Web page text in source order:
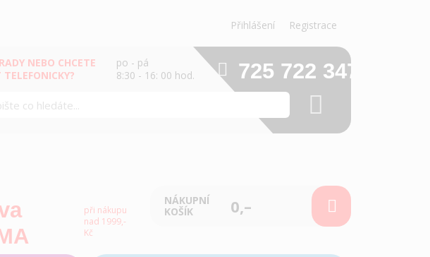
Přihlášení Registrace
NEBO CHCETE
po - pá
8:30 - 16: 00 hod.
725 722 347
při nákupu
nad 1999,-
Kč
NÁKUPNÍ
KOŠÍK
0,–